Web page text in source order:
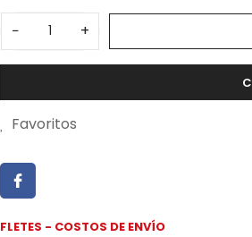
− +
Favoritos
FLETES - COSTOS DE ENVÍO